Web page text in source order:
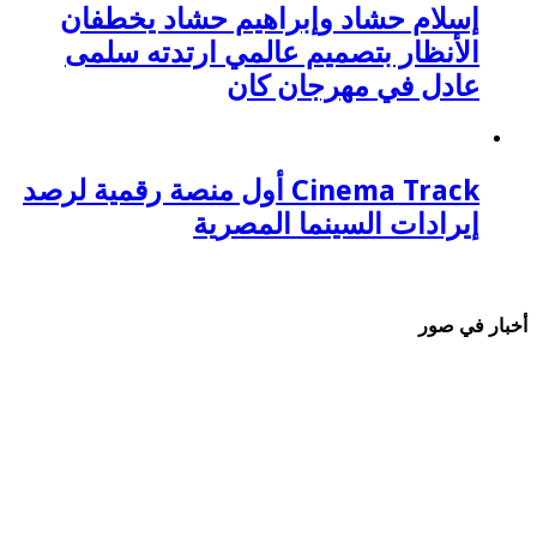
إسلام حشاد وإبراهيم حشاد يخطفان
الأنظار بتصميم عالمي ارتدته سلمى
عادل في مهرجان كان
Cinema Track أول منصة رقمية لرصد
إيرادات السينما المصرية
أخبار في صور